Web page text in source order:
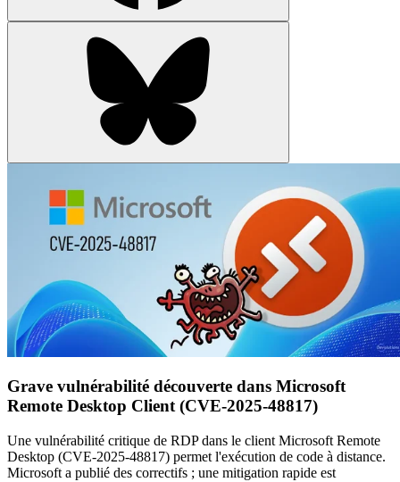
Grave vulnérabilité découverte dans Microsoft
Remote Desktop Client (CVE-2025-48817)
Une vulnérabilité critique de RDP dans le client Microsoft Remote
Desktop (CVE-2025-48817) permet l'exécution de code à distance.
Microsoft a publié des correctifs ; une mitigation rapide est